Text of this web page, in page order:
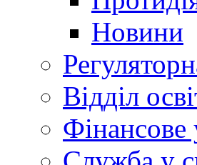
Новини
Відділ